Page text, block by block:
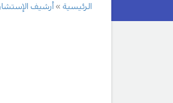
الرئيسية أرشيف